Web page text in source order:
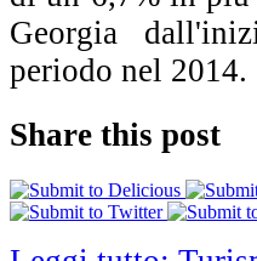
Georgia
periodo nel 2014.
Share this post